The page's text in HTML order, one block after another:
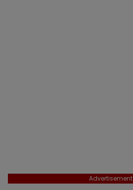
Advertisement